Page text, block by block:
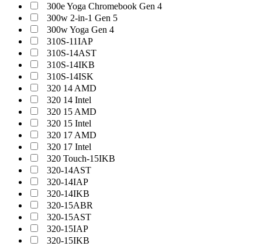
300e Yoga Chromebook Gen 4
300w 2-in-1 Gen 5
300w Yoga Gen 4
310S-11IAP
310S-14AST
310S-14IKB
310S-14ISK
320 14 AMD
320 14 Intel
320 15 AMD
320 15 Intel
320 17 AMD
320 17 Intel
320 Touch-15IKB
320-14AST
320-14IAP
320-14IKB
320-15ABR
320-15AST
320-15IAP
320-15IKB